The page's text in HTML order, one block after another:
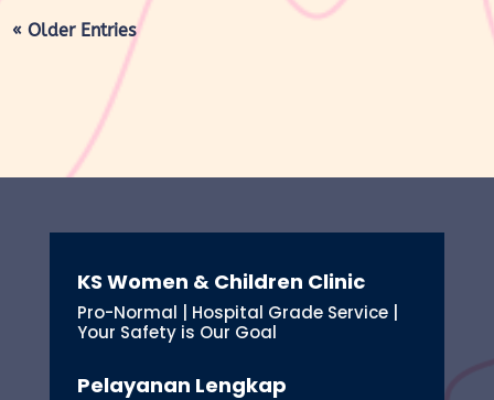
« Older Entries
KS Women & Children Clinic
Pro-Normal | Hospital Grade Service |
Your Safety is Our Goal
Pelayanan Lengkap